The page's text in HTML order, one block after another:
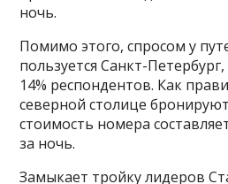
ночь.
Помимо этого, спросом у
пользуется Санкт-
14% респондентов. Как
северной столице
стоимость номера
за ночь.
Замыкает тройку лидеров